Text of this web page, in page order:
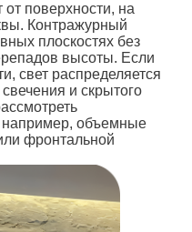
от поверхности, на
. Контражурный
плоскостях без
высоты. Если
свет распределяется
и скрытого
например, объемные
фронтальной